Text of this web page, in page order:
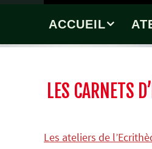
ACCUEIL
LES CARNETS
Les ateliers de